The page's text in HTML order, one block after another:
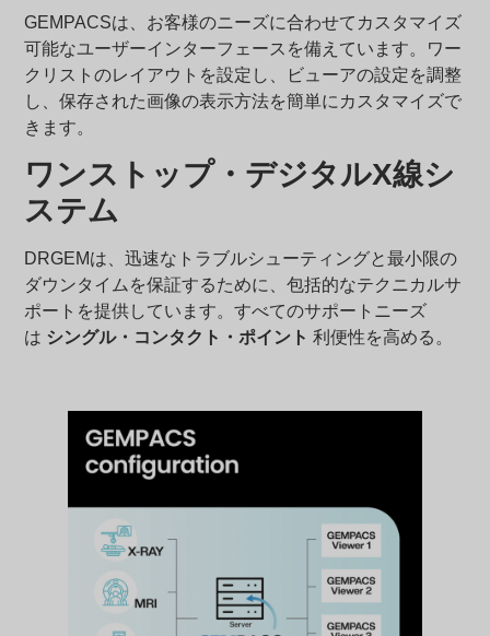
GEMPACSは、お客様のニーズに合わせてカスタマイズ
可能なユーザーインターフェースを備えています。ワー
クリストのレイアウトを設定し、ビューアの設定を調整
し、保存された画像の表示方法を簡単にカスタマイズで
きます。
ワンストップ・デジタルX線シ
ステム
DRGEMは、迅速なトラブルシューティングと最小限の
ダウンタイムを保証するために、包括的なテクニカルサ
ポートを提供しています。すべてのサポートニーズ
は シングル・コンタクト・ポイント 利便性を高める。